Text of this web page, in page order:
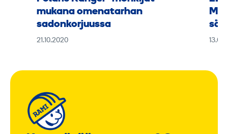
mukana omenatarhan
sadonkorjuussa
21.10.2020